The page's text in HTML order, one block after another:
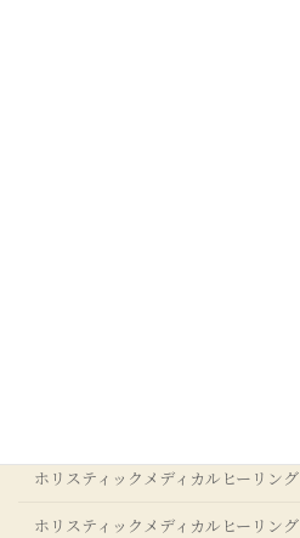
ホリスティックメディカルヒーリング
ホリスティックメディカルヒーリング